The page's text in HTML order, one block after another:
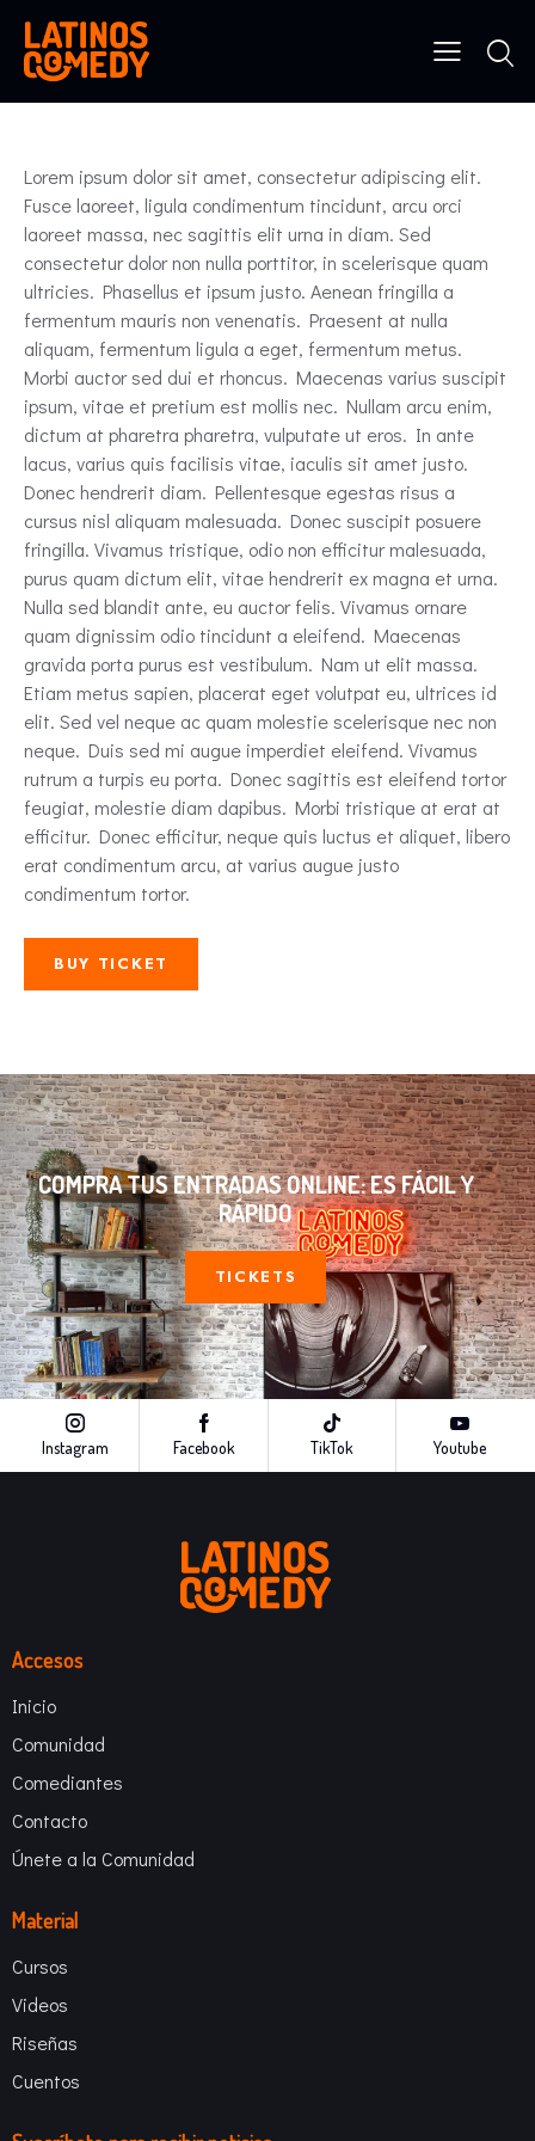
Lorem ipsum dolor sit amet, consectetur adipiscing elit.
Fusce laoreet, ligula condimentum tincidunt, arcu orci
laoreet massa, nec sagittis elit urna in diam. Sed
consectetur dolor non nulla porttitor, in scelerisque quam
ultricies. Phasellus et ipsum justo. Aenean fringilla a
fermentum mauris non venenatis. Praesent at nulla
aliquam, fermentum ligula a eget, fermentum metus.
Morbi auctor sed dui et rhoncus. Maecenas varius suscipit
ipsum, vitae et pretium est mollis nec. Nullam arcu enim,
dictum at pharetra pharetra, vulputate ut eros. In ante
lacus, varius quis facilisis vitae, iaculis sit amet justo.
Donec hendrerit diam. Pellentesque egestas risus a
cursus nisl aliquam malesuada. Donec suscipit posuere
fringilla. Vivamus tristique, odio non efficitur malesuada,
purus quam dictum elit, vitae hendrerit ex magna et urna.
Nulla sed blandit ante, eu auctor felis. Vivamus ornare
quam dignissim odio tincidunt a eleifend. Maecenas
gravida porta purus est vestibulum. Nam ut elit massa.
Etiam metus sapien, placerat eget volutpat eu, ultrices id
elit. Sed vel neque ac quam molestie scelerisque nec non
neque. Duis sed mi augue imperdiet eleifend. Vivamus
rutrum a turpis eu porta. Donec sagittis est eleifend tortor
feugiat, molestie diam dapibus. Morbi tristique at erat at
efficitur. Donec efficitur, neque quis luctus et aliquet, libero
erat condimentum arcu, at varius augue justo
condimentum tortor.
BUY TICKET
COMPRA TUS ENTRADAS ONLINE: ES FÁCIL Y
RÁPIDO
TICKETS
Instagram Facebook TikTok Youtube
Accesos
Inicio
Comunidad
Comediantes
Contacto
Únete a la Comunidad
Material
Cursos
Videos
Riseñas
Cuentos